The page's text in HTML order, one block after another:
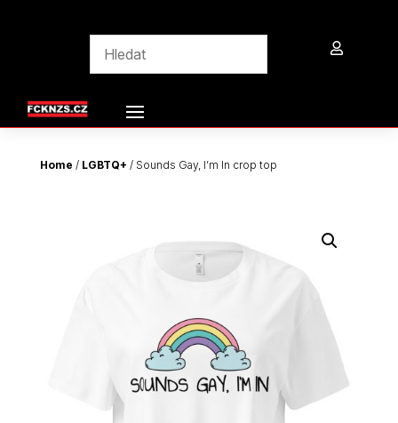

Home / LGBTQ+ / Sounds Gay, I’m In crop top